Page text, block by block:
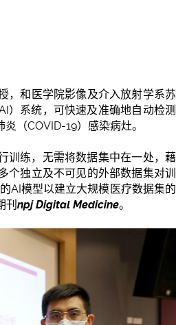
，和医学院影像及介入放射学系苏
）系统，可快速及准确地自动检测
（COVID-19）感染病灶。
训练，无需将数据集中在一处，藉
个独立及不可见的外部数据集对训
AI模型以建立大规模医疗数据集的
刊 npj Digital Medicine。